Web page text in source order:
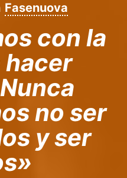
Fasenuova
con la
hacer
no ser
y ser